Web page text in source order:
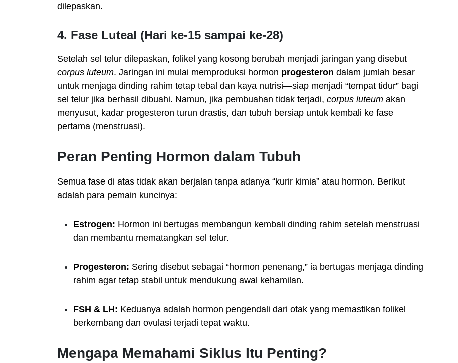
dilepaskan.
4. Fase Luteal (Hari ke-15 sampai ke-28)
Setelah sel telur dilepaskan, folikel yang kosong berubah menjadi jaringan yang disebut
corpus luteum. Jaringan ini mulai memproduksi hormon progesteron dalam jumlah besar
untuk menjaga dinding rahim tetap tebal dan kaya nutrisi—siap menjadi “tempat tidur” bagi
sel telur jika berhasil dibuahi. Namun, jika pembuahan tidak terjadi, corpus luteum akan
menyusut, kadar progesteron turun drastis, dan tubuh bersiap untuk kembali ke fase
pertama (menstruasi).
Peran Penting Hormon dalam Tubuh
Semua fase di atas tidak akan berjalan tanpa adanya “kurir kimia” atau hormon. Berikut
adalah para pemain kuncinya:
Estrogen: Hormon ini bertugas membangun kembali dinding rahim setelah menstruasi
dan membantu mematangkan sel telur.
Progesteron: Sering disebut sebagai “hormon penenang,” ia bertugas menjaga dinding
rahim agar tetap stabil untuk mendukung awal kehamilan.
FSH & LH: Keduanya adalah hormon pengendali dari otak yang memastikan folikel
berkembang dan ovulasi terjadi tepat waktu.
Mengapa Memahami Siklus Itu Penting?